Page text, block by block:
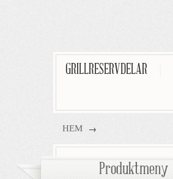
GRILLRESERVDELAR
HEM →
Produktmeny